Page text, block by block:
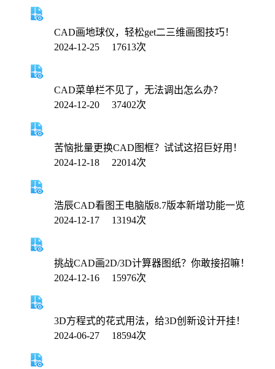
CAD画地球仪，轻松get二三维画图技巧！
2024-12-25 17613次
CAD菜单栏不见了，无法调出怎么办？
2024-12-20 37402次
苦恼批量更换CAD图框？试试这招巨好用！
2024-12-18 22014次
浩辰CAD看图王电脑版8.7版本新增功能一览
2024-12-17 13194次
挑战CAD画2D/3D计算器图纸？你敢接招嘛！
2024-12-16 15976次
3D方程式的花式用法，给3D创新设计开挂！
2024-06-27 18594次